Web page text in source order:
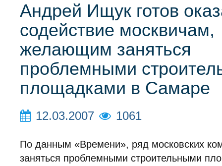
Андрей Ищук готов
содействие москвичам,
желающим заняться
проблемными
площадками в Самаре
12.03.2007 1061
По данным «Времени», ряд московских
заняться проблемными строительными